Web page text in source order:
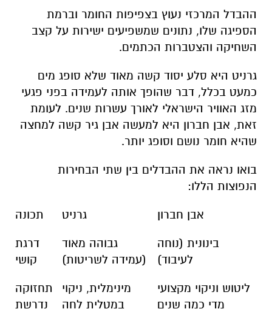
ההבדל המרכזי נעוץ בצפיפות החומר וברמת
הספיגה שלו, נתונים שמשפיעים ישירות על קצב
השחיקה והצטברות הכתמים.
גרניט היא סלע יסוד קשה מאוד שלא סופג מים
כמעט בכלל, דבר שהופך אותה לעמידה בפני פגעי
מזג האוויר הישראלי לאורך עשרות שנים. לעומת
זאת, אבן חברון היא למעשה אבן גיר קשה למחצה
שהיא חומר נושם וסופג יותר.
בואו נראה את ההבדלים בין שתי הבחירות
הנפוצות הללו:
אבן חברון גרניט תכונה
בינונית (נוחה
לעיבוד)
גבוהה מאוד
(עמידה לשריטות)
דרגת
קושי
ליטוש וניקוי מקצועי
מדי כמה שנים
מינימלית, ניקוי
במטלית לחה
תחזוקה
נדרשת